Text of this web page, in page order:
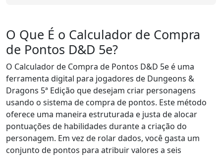
O Que É o Calculador de Compra
de Pontos D&D 5e?
O Calculador de Compra de Pontos D&D 5e é uma
ferramenta digital para jogadores de Dungeons &
Dragons 5ª Edição que desejam criar personagens
usando o sistema de compra de pontos. Este método
oferece uma maneira estruturada e justa de alocar
pontuações de habilidades durante a criação do
personagem. Em vez de rolar dados, você gasta um
conjunto de pontos para atribuir valores a seis